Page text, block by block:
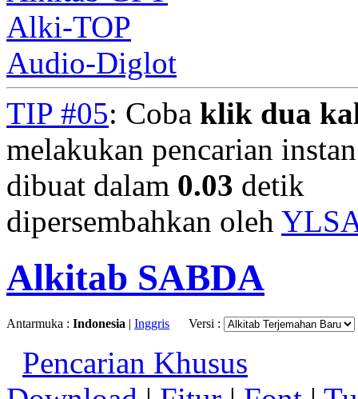
Alki-TOP
Audio-Diglot
TIP #05: Coba klik dua
melakukan pencarian
dibuat dalam 0.03 detik
dipersembahkan oleh
Alkitab SABDA
Antarmuka : Indonesia | Inggris Versi :
Pencarian Khusus